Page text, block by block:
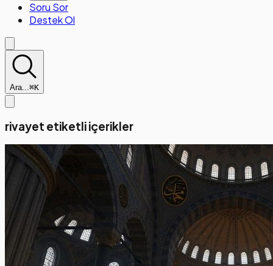
Soru Sor
Destek Ol
Ara...⌘K
rivayet etiketli içerikler